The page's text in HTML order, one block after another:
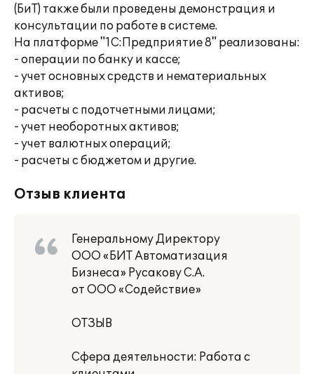
(БиТ) также были проведены демонстрация и
консультации по работе в системе.
На платформе "1С:Предприятие 8" реализованы:
- операции по банку и кассе;
- учет основных средств и нематериальных
активов;
- расчеты с подотчетными лицами;
- учет необоротных активов;
- учет валютных операций;
- расчеты с бюджетом и другие.
Отзыв клиента
Генеральному Директору
ООО «БИТ Автоматизация
Бизнеса» Русакову С.А.
от ООО «Содействие»
ОТЗЫВ
Сфера деятельности: Работа с